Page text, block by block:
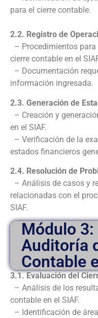
para el cierre contable.
2.2. Registro de
– Procedimientos
cierre contable en el
– Documentación
información ingresada.
2.3. Generación de
– Creación y
en el SIAF.
– Verificación de la
estados financieros
2.4. Resolución de
– Análisis de casos y
relacionadas con el
SIAF.
Módulo
Auditoría
Contable
3.1. Evaluación del
– Análisis de los
contable en el SIAF.
– Identificación de